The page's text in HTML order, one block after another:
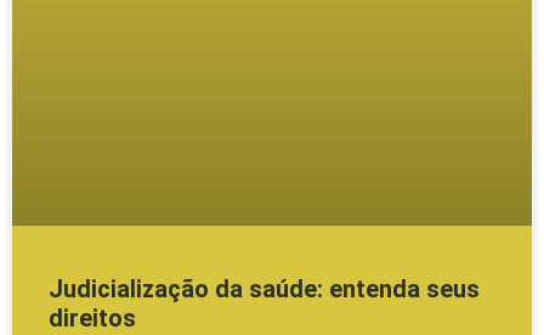
Judicialização da saúde: entenda seus
direitos